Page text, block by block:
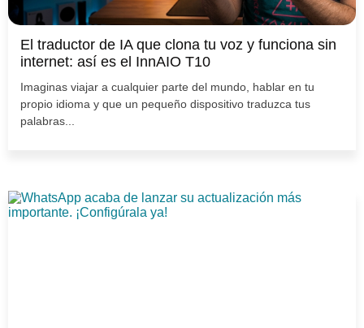
El traductor de IA que clona tu voz y funciona sin
internet: así es el InnAIO T10
Imaginas viajar a cualquier parte del mundo, hablar en tu
propio idioma y que un pequeño dispositivo traduzca tus
palabras...